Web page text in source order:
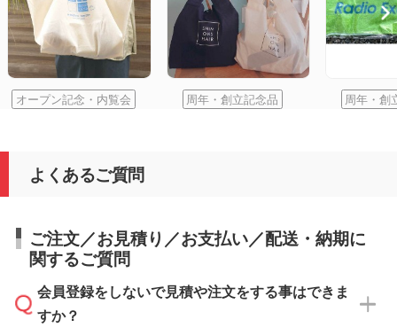
オープン記念・内覧会 周年・創立記念品 周年・創
よくあるご質問
ご注文／お見積り／お支払い／配送・納期に
関するご質問
会員登録をしないで見積や注文をする事はできま
すか？